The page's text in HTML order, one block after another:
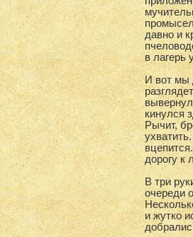
давно и
в лагерь
И вот мы
кинулся
Рычит,
дорогу к
В три
очереди
и жутко